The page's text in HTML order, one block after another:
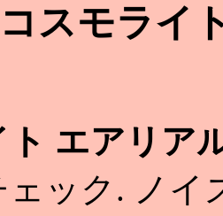
スモライ
エアリア
ェック. ノイ